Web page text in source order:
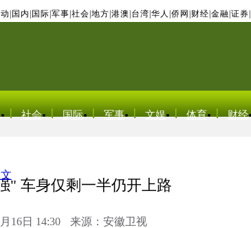
国内 国际 军事 社会 地方 港澳 台湾 华人 侨网 财经 金融 证券
社会 国际 军事 文娱 体育 财经
" 车身仅剩一半仍开上路
16日 14:30 来源：安徽卫视